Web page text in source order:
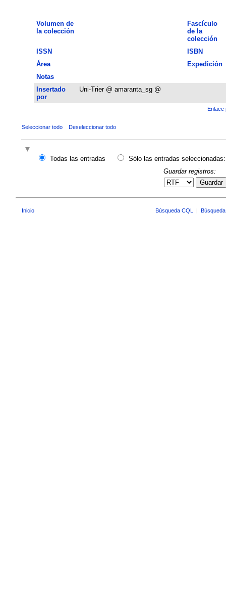
Volumen de
la colección
Fascículo
de la
colección
ISSN
ISBN
Área
Expedición
Notas
Insertado
por
Uni-Trier @ amaranta_sg @
Enlace
Seleccionar todo Deseleccionar todo
Todas las entradas
Sólo las entradas seleccionadas:
Guardar registros:
Guardar
Inicio Búsqueda CQL